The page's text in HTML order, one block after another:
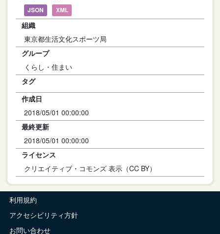
JSON XML
組織
東京都生活文化スポーツ局
グループ
くらし・住まい
タグ
作成日
2018/05/01 00:00:00
最終更新
2018/05/01 00:00:00
ライセンス
クリエイティブ・コモンズ 表示（CC BY）
利用規約
アクセシビリティ方針
お問い合わせ